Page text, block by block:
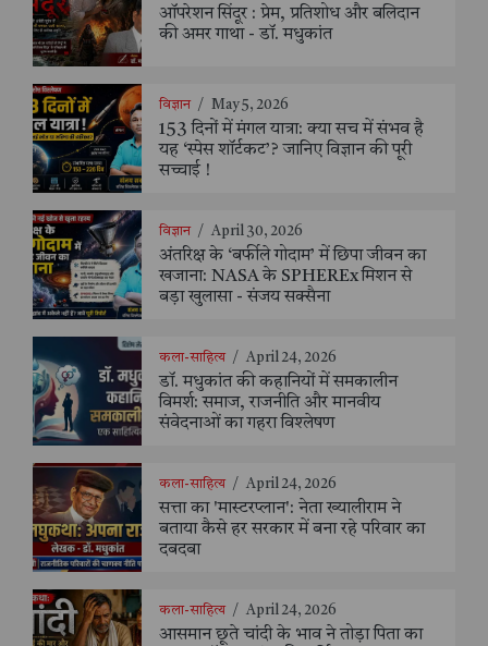
ऑपरेशन सिंदूर : प्रेम, प्रतिशोध और बलिदान
की अमर गाथा - डॉ. मधुकांत
विज्ञान / May 5, 2026
153 दिनों में मंगल यात्रा: क्या सच में संभव है
यह ‘स्पेस शॉर्टकट’? जानिए विज्ञान की पूरी
सच्चाई !
विज्ञान / April 30, 2026
अंतरिक्ष के ‘बर्फीले गोदाम’ में छिपा जीवन का
खजाना: NASA के SPHEREx मिशन से
बड़ा खुलासा - संजय सक्सैना
कला-साहित्य / April 24, 2026
डॉ. मधुकांत की कहानियों में समकालीन
विमर्श: समाज, राजनीति और मानवीय
संवेदनाओं का गहरा विश्लेषण
कला-साहित्य / April 24, 2026
सत्ता का 'मास्टरप्लान': नेता ख्यालीराम ने
बताया कैसे हर सरकार में बना रहे परिवार का
दबदबा
कला-साहित्य / April 24, 2026
आसमान छूते चांदी के भाव ने तोड़ा पिता का